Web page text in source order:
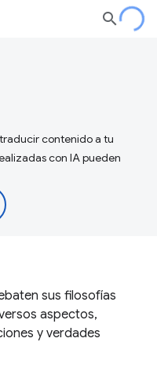
contenido a tu
con IA pueden
sus filosofías
aspectos,
y verdades